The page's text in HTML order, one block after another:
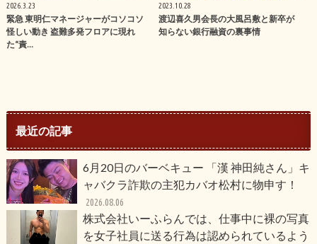
2026.3.23
緊急 東明仁マネージャーがコソコソ
怪しい動き 盗難多発フロアに現れ
た“責…
2023.10.28
渡辺喜久男会長の大風呂敷と新卒が
知らない銀行融資の裏事情
最近の記事
6月20日のバーベキュー 「漢 神田純さん」キ
ャバクラ詐欺の主犯カバオ松村に物申す！
2026.08.06
株式会社いーふらんでは、仕事中に裸の写真
を女子社員に送る行為は認められているよう